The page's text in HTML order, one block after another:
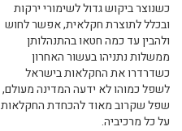
כשנוצר ביקוש גדול לשימורי ירקות
ובכלל לתוצרת חקלאית, אפשר לחוש
ולהבין עד כמה חטאו בהתנהלותן
ממשלות נתניהו בעשור האחרון
כשדרדרו את החקלאות בישראל
לשפל כמוהו לא ידעה המדינה מעולם,
שפל שקרוב מאוד להכחדת החקלאות
על כל מרכיביה.